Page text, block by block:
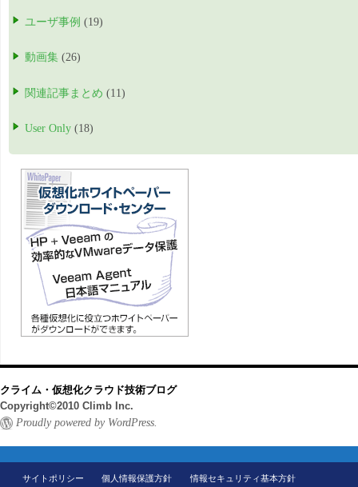
ユーザ事例 (19)
動画集 (26)
関連記事まとめ (11)
User Only (18)
クライム・仮想化クラウド技術ブログ
Copyright©2010 Climb Inc.
Proudly powered by WordPress.
サイトポリシー 個人情報保護方針 情報セキュリティ基本方針